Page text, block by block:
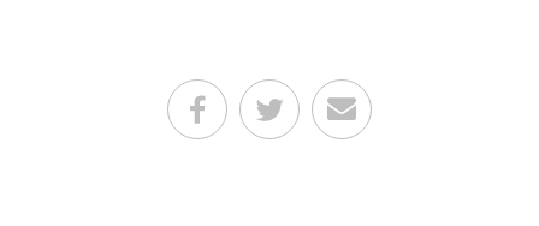
Teilen auf Facebook
Teilen auf Twitter
Per E-Mail senden